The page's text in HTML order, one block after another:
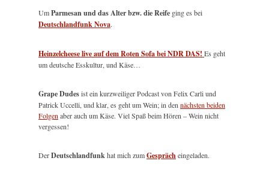
UmParmesan und das Alter bzw. die Reife ging es bei
Deutschlandfunk Nova.
Heinzelcheese live auf dem Roten Sofa bei NDR DAS! Es geht
um deutsche Esskultur, und Käse…
Grape Dudesist ein kurzweiliger Podcast von Felix Carli und
Patrick Uccelli, und klar, es geht um Wein; in dennächsten beiden
Folgenaber auch um Käse. Viel Spaß beim Hören – Wein nicht
vergessen!
DerDeutschlandfunkhat mich zumGesprächeingeladen.